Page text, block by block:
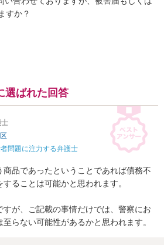
すか？
選ばれた回答
問題に注力する弁護士
品であったということであれば債務不
ることは可能かと思われます。
すが、ご記載の事情だけでは、警察にお
らない可能性があるかと思われます。